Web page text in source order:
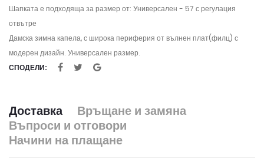
Шапката е подходяща за размер от: Универсален - 57 с регулация
отвътре
Дамска зимна капела, с широка периферия от вълнен плат(филц) с
модерен дизайн. Универсален размер.
СПОДЕЛИ:
Доставка
Връщане и замяна
Въпроси и отговори
Начини на плащане